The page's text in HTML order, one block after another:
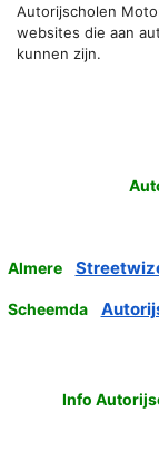
Autorijscholen
websites die aan
kunnen zijn.
Almere
Scheemda
Info